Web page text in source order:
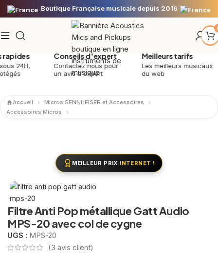
24H,
Conseils d'expert
Contactez nous pour
un avis d'expert
Meilleurs tarifs
Les meilleurs musicaux
du web
Accueil
Micros SENNHEISER et Accessoires
Accessoires Micros
MEILLEUR PRIX INTERNET !
Filtre Anti Pop métallique Gatt Audio
MPS-20 avec col de cygne
UGS : MPS-20
(3 avis client)